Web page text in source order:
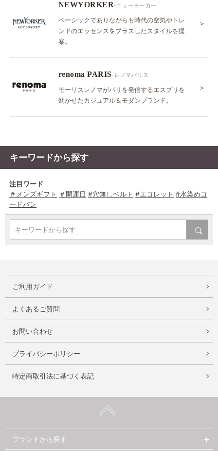
NEWYORKER-ニューヨーカー
ベーシックでありながらも時代の空気やトレ
ンドのエッセンスをプラスしたスタイルを提
案。
＞
renoma PARIS-レノマパリス
モーリスレノマがパリを発信するエスプリを
効かせたカジュアル＆モダンブランド。
＞
キーワードから探す
注目ワード
＃メンズギフト ＃開運日 #穴無しベルト #エコレット #水染めコ
ードバン
キーワードから探す
ご利用ガイド
よくあるご質問
お問い合わせ
プライバシーポリシー
特定商取引法に基づく表記
ブランドから探す